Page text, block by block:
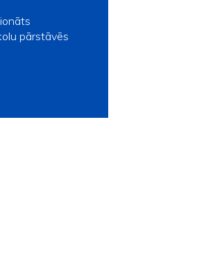
pārstāvēs